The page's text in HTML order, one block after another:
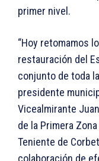
primer nivel.
“Hoy retomamos
restauración del
conjunto de toda
presidente
Vicealmirante
de la Primera
Teniente de